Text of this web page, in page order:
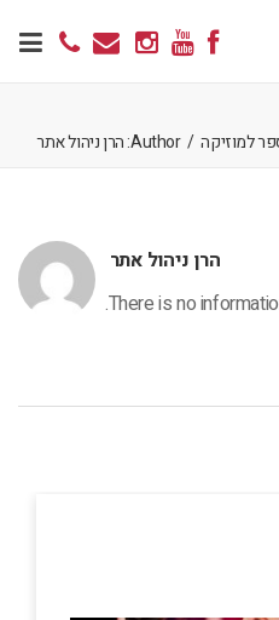
למוזיקה / Author: הרן ניהול אתר
הרן ניהול אתר
There is no